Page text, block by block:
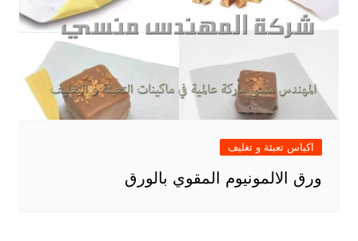
اكياس تعبئة و تغليف
ورق الالمونيوم المقوي بالورق